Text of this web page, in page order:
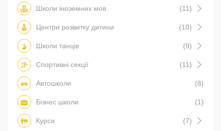
Школи іноземних мов (11)
Центри розвитку дитини (10)
Школи танців (9)
Спортивні секції (11)
Автошколи (8)
Бізнес школи (1)
Курси (7)